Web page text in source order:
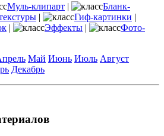
Муль-клипарт |
Бланк-
| Гиф-картинки |
| Эффекты |
Фото-
Май Июнь Июль Август
Декабрь